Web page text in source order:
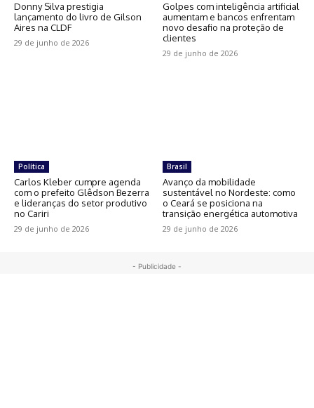
Donny Silva prestigia
lançamento do livro de Gilson
Aires na CLDF
29 de junho de 2026
Golpes com inteligência artificial
aumentam e bancos enfrentam
novo desafio na proteção de
clientes
29 de junho de 2026
Política
Carlos Kleber cumpre agenda
com o prefeito Glêdson Bezerra
e lideranças do setor produtivo
no Cariri
29 de junho de 2026
Brasil
Avanço da mobilidade
sustentável no Nordeste: como
o Ceará se posiciona na
transição energética automotiva
29 de junho de 2026
- Publicidade -